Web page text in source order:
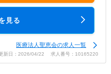
見る
医療法人聖恵会の求人一覧
新日：2026/04/22 求人番号：10165220